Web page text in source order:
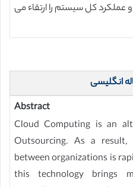
عملکرد کل سیستم را ارتقاء می
انگلیسی
Abstract
Cloud Computing is an
Outsourcing. As a result,
between organizations is
this technology brings